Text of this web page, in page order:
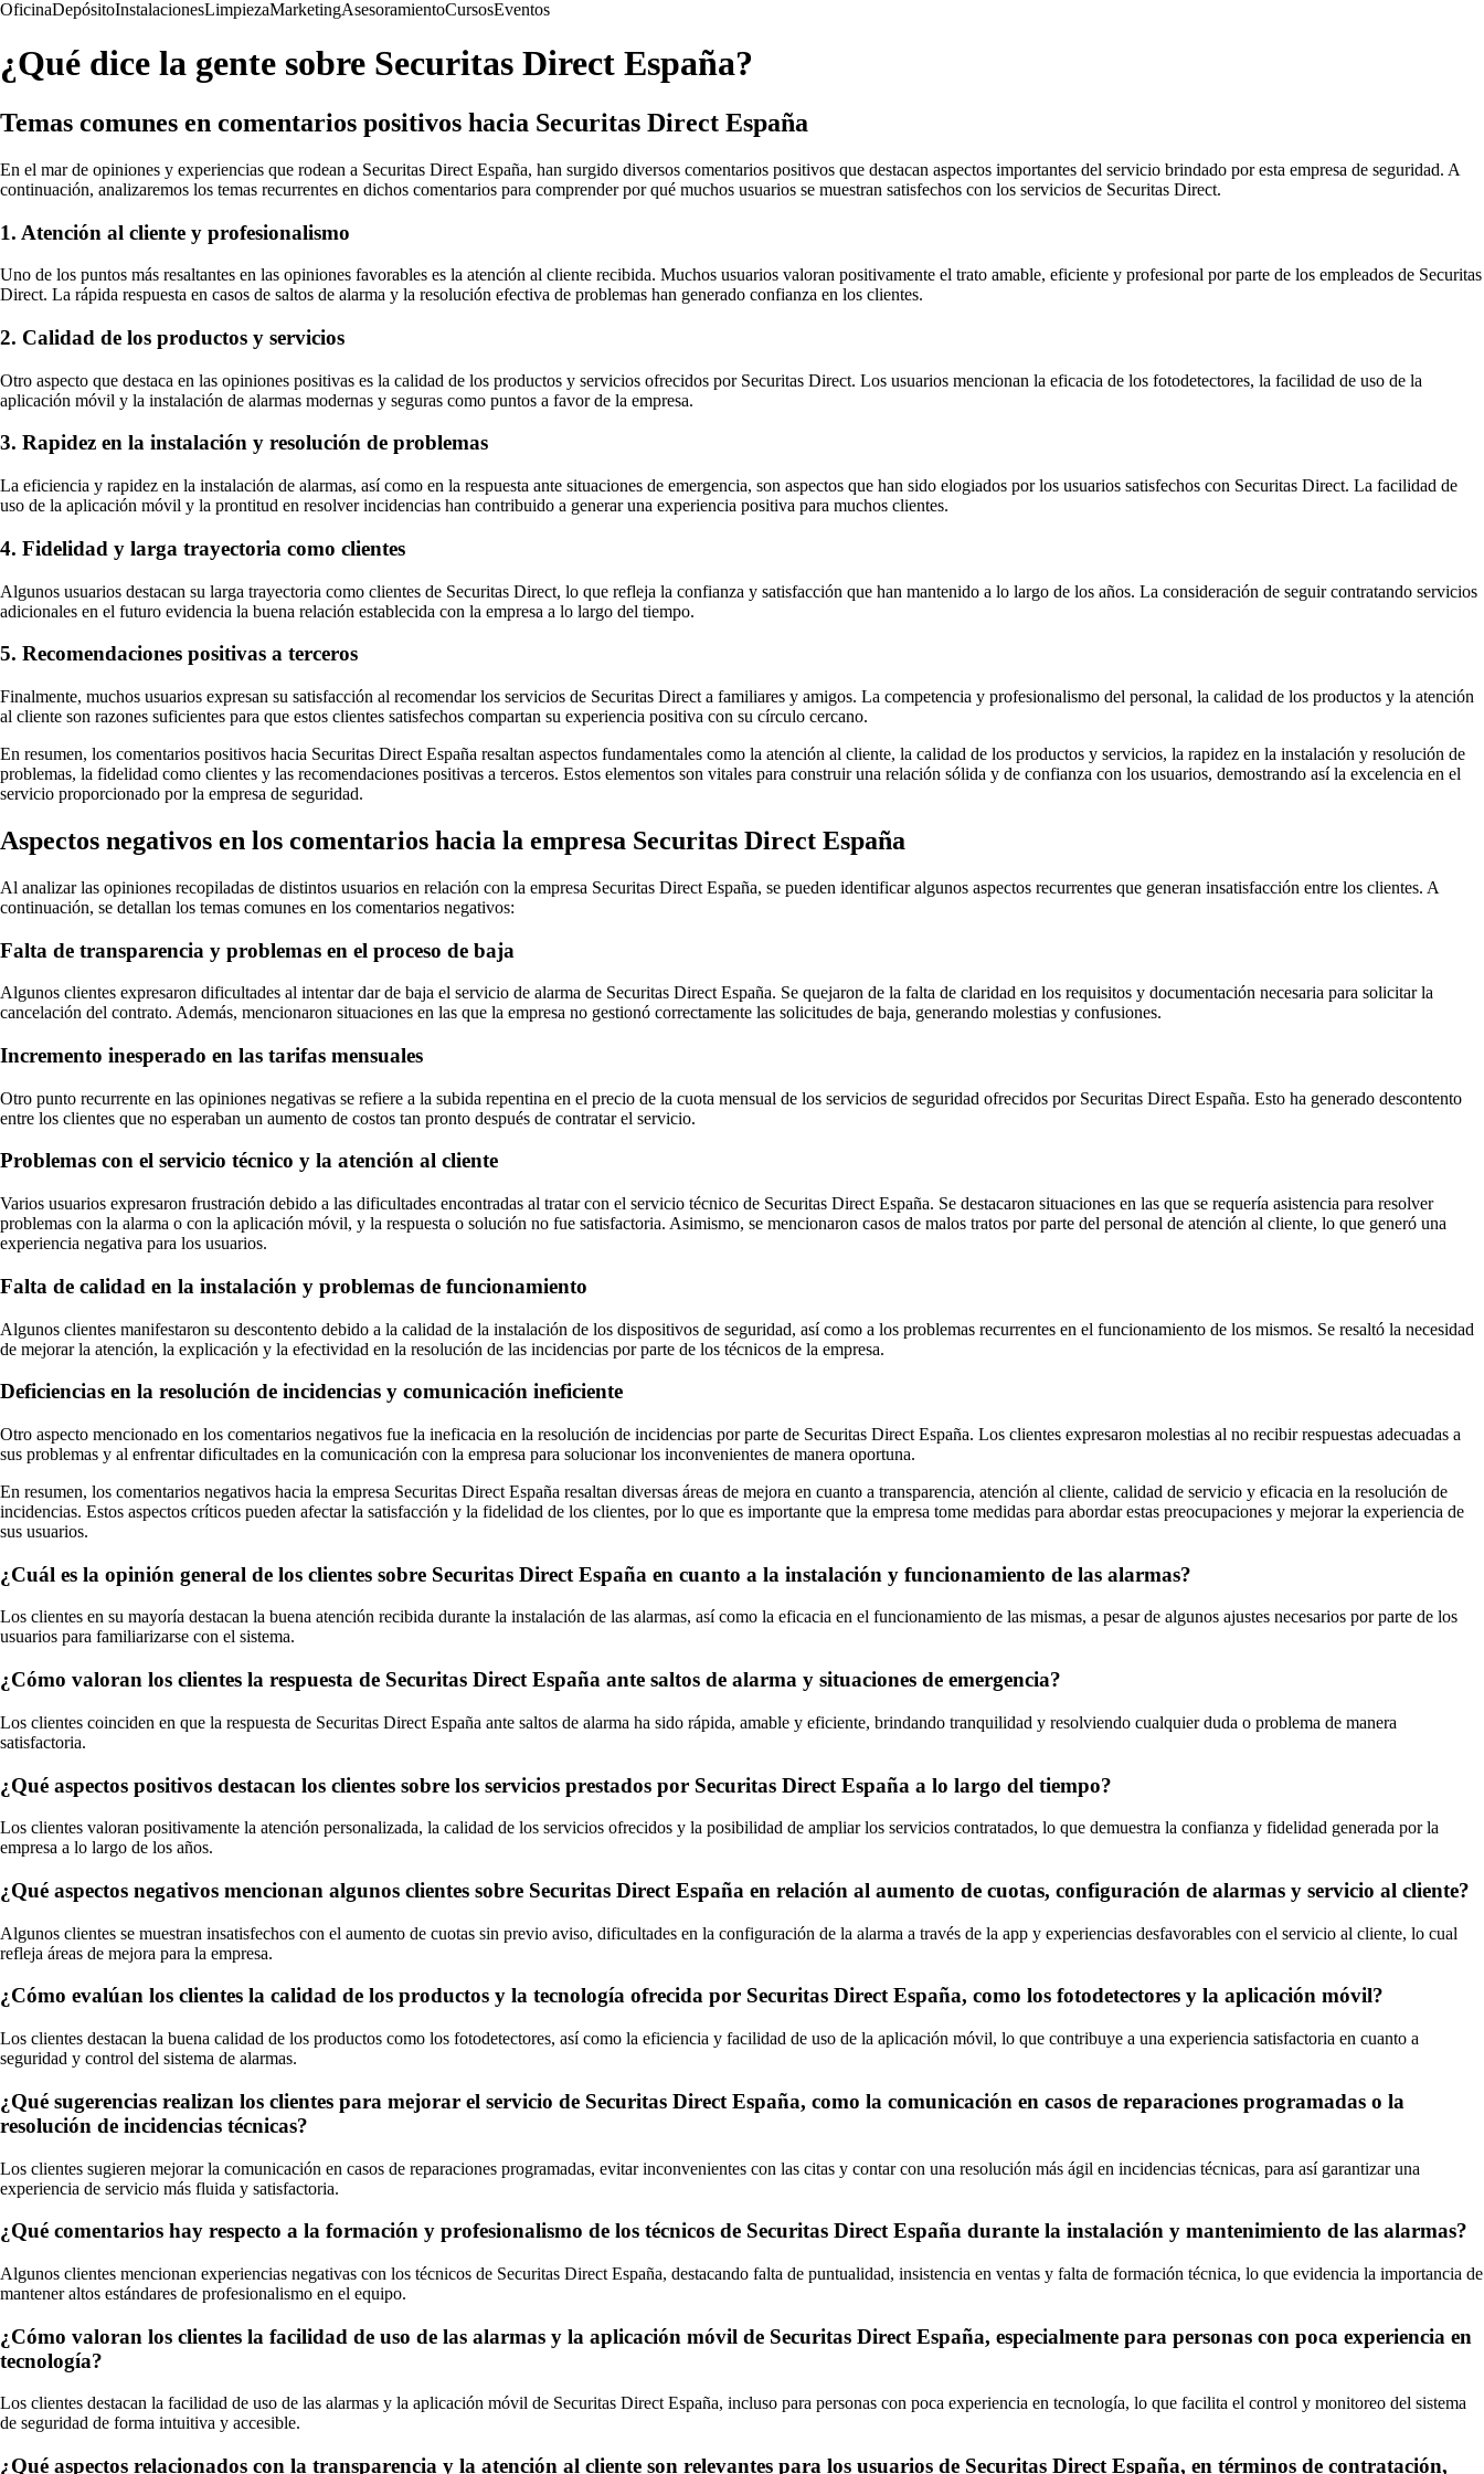
OficinaDepósitoInstalacionesLimpiezaMarketingAsesoramientoCursosEventos
¿Qué dice la gente sobre Securitas Direct España?
Temas comunes en comentarios positivos hacia Securitas Direct España
En el mar de opiniones y experiencias que rodean a Securitas Direct España, han surgido diversos comentarios positivos que destacan aspectos importantes del servicio brindado por esta empresa de seguridad. A
continuación, analizaremos los temas recurrentes en dichos comentarios para comprender por qué muchos usuarios se muestran satisfechos con los servicios de Securitas Direct.
1. Atención al cliente y profesionalismo
Uno de los puntos más resaltantes en las opiniones favorables es la atención al cliente recibida. Muchos usuarios valoran positivamente el trato amable, eficiente y profesional por parte de los empleados de Securitas
Direct. La rápida respuesta en casos de saltos de alarma y la resolución efectiva de problemas han generado confianza en los clientes.
2. Calidad de los productos y servicios
Otro aspecto que destaca en las opiniones positivas es la calidad de los productos y servicios ofrecidos por Securitas Direct. Los usuarios mencionan la eficacia de los fotodetectores, la facilidad de uso de la
aplicación móvil y la instalación de alarmas modernas y seguras como puntos a favor de la empresa.
3. Rapidez en la instalación y resolución de problemas
La eficiencia y rapidez en la instalación de alarmas, así como en la respuesta ante situaciones de emergencia, son aspectos que han sido elogiados por los usuarios satisfechos con Securitas Direct. La facilidad de
uso de la aplicación móvil y la prontitud en resolver incidencias han contribuido a generar una experiencia positiva para muchos clientes.
4. Fidelidad y larga trayectoria como clientes
Algunos usuarios destacan su larga trayectoria como clientes de Securitas Direct, lo que refleja la confianza y satisfacción que han mantenido a lo largo de los años. La consideración de seguir contratando servicios
adicionales en el futuro evidencia la buena relación establecida con la empresa a lo largo del tiempo.
5. Recomendaciones positivas a terceros
Finalmente, muchos usuarios expresan su satisfacción al recomendar los servicios de Securitas Direct a familiares y amigos. La competencia y profesionalismo del personal, la calidad de los productos y la atención
al cliente son razones suficientes para que estos clientes satisfechos compartan su experiencia positiva con su círculo cercano.
En resumen, los comentarios positivos hacia Securitas Direct España resaltan aspectos fundamentales como la atención al cliente, la calidad de los productos y servicios, la rapidez en la instalación y resolución de
problemas, la fidelidad como clientes y las recomendaciones positivas a terceros. Estos elementos son vitales para construir una relación sólida y de confianza con los usuarios, demostrando así la excelencia en el
servicio proporcionado por la empresa de seguridad.
Aspectos negativos en los comentarios hacia la empresa Securitas Direct España
Al analizar las opiniones recopiladas de distintos usuarios en relación con la empresa Securitas Direct España, se pueden identificar algunos aspectos recurrentes que generan insatisfacción entre los clientes. A
continuación, se detallan los temas comunes en los comentarios negativos:
Falta de transparencia y problemas en el proceso de baja
Algunos clientes expresaron dificultades al intentar dar de baja el servicio de alarma de Securitas Direct España. Se quejaron de la falta de claridad en los requisitos y documentación necesaria para solicitar la
cancelación del contrato. Además, mencionaron situaciones en las que la empresa no gestionó correctamente las solicitudes de baja, generando molestias y confusiones.
Incremento inesperado en las tarifas mensuales
Otro punto recurrente en las opiniones negativas se refiere a la subida repentina en el precio de la cuota mensual de los servicios de seguridad ofrecidos por Securitas Direct España. Esto ha generado descontento
entre los clientes que no esperaban un aumento de costos tan pronto después de contratar el servicio.
Problemas con el servicio técnico y la atención al cliente
Varios usuarios expresaron frustración debido a las dificultades encontradas al tratar con el servicio técnico de Securitas Direct España. Se destacaron situaciones en las que se requería asistencia para resolver
problemas con la alarma o con la aplicación móvil, y la respuesta o solución no fue satisfactoria. Asimismo, se mencionaron casos de malos tratos por parte del personal de atención al cliente, lo que generó una
experiencia negativa para los usuarios.
Falta de calidad en la instalación y problemas de funcionamiento
Algunos clientes manifestaron su descontento debido a la calidad de la instalación de los dispositivos de seguridad, así como a los problemas recurrentes en el funcionamiento de los mismos. Se resaltó la necesidad
de mejorar la atención, la explicación y la efectividad en la resolución de las incidencias por parte de los técnicos de la empresa.
Deficiencias en la resolución de incidencias y comunicación ineficiente
Otro aspecto mencionado en los comentarios negativos fue la ineficacia en la resolución de incidencias por parte de Securitas Direct España. Los clientes expresaron molestias al no recibir respuestas adecuadas a
sus problemas y al enfrentar dificultades en la comunicación con la empresa para solucionar los inconvenientes de manera oportuna.
En resumen, los comentarios negativos hacia la empresa Securitas Direct España resaltan diversas áreas de mejora en cuanto a transparencia, atención al cliente, calidad de servicio y eficacia en la resolución de
incidencias. Estos aspectos críticos pueden afectar la satisfacción y la fidelidad de los clientes, por lo que es importante que la empresa tome medidas para abordar estas preocupaciones y mejorar la experiencia de
sus usuarios.
¿Cuál es la opinión general de los clientes sobre Securitas Direct España en cuanto a la instalación y funcionamiento de las alarmas?
Los clientes en su mayoría destacan la buena atención recibida durante la instalación de las alarmas, así como la eficacia en el funcionamiento de las mismas, a pesar de algunos ajustes necesarios por parte de los
usuarios para familiarizarse con el sistema.
¿Cómo valoran los clientes la respuesta de Securitas Direct España ante saltos de alarma y situaciones de emergencia?
Los clientes coinciden en que la respuesta de Securitas Direct España ante saltos de alarma ha sido rápida, amable y eficiente, brindando tranquilidad y resolviendo cualquier duda o problema de manera
satisfactoria.
¿Qué aspectos positivos destacan los clientes sobre los servicios prestados por Securitas Direct España a lo largo del tiempo?
Los clientes valoran positivamente la atención personalizada, la calidad de los servicios ofrecidos y la posibilidad de ampliar los servicios contratados, lo que demuestra la confianza y fidelidad generada por la
empresa a lo largo de los años.
¿Qué aspectos negativos mencionan algunos clientes sobre Securitas Direct España en relación al aumento de cuotas, configuración de alarmas y servicio al cliente?
Algunos clientes se muestran insatisfechos con el aumento de cuotas sin previo aviso, dificultades en la configuración de la alarma a través de la app y experiencias desfavorables con el servicio al cliente, lo cual
refleja áreas de mejora para la empresa.
¿Cómo evalúan los clientes la calidad de los productos y la tecnología ofrecida por Securitas Direct España, como los fotodetectores y la aplicación móvil?
Los clientes destacan la buena calidad de los productos como los fotodetectores, así como la eficiencia y facilidad de uso de la aplicación móvil, lo que contribuye a una experiencia satisfactoria en cuanto a
seguridad y control del sistema de alarmas.
¿Qué sugerencias realizan los clientes para mejorar el servicio de Securitas Direct España, como la comunicación en casos de reparaciones programadas o la
resolución de incidencias técnicas?
Los clientes sugieren mejorar la comunicación en casos de reparaciones programadas, evitar inconvenientes con las citas y contar con una resolución más ágil en incidencias técnicas, para así garantizar una
experiencia de servicio más fluida y satisfactoria.
¿Qué comentarios hay respecto a la formación y profesionalismo de los técnicos de Securitas Direct España durante la instalación y mantenimiento de las alarmas?
Algunos clientes mencionan experiencias negativas con los técnicos de Securitas Direct España, destacando falta de puntualidad, insistencia en ventas y falta de formación técnica, lo que evidencia la importancia de
mantener altos estándares de profesionalismo en el equipo.
¿Cómo valoran los clientes la facilidad de uso de las alarmas y la aplicación móvil de Securitas Direct España, especialmente para personas con poca experiencia en
tecnología?
Los clientes destacan la facilidad de uso de las alarmas y la aplicación móvil de Securitas Direct España, incluso para personas con poca experiencia en tecnología, lo que facilita el control y monitoreo del sistema
de seguridad de forma intuitiva y accesible.
¿Qué aspectos relacionados con la transparencia y la atención al cliente son relevantes para los usuarios de Securitas Direct España, en términos de contratación,